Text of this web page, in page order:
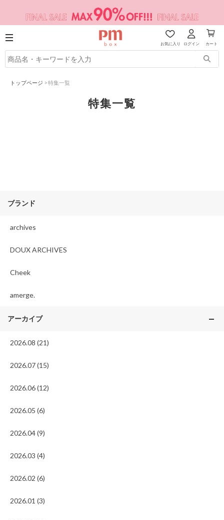
お気に入り ログイン カート
トップページ >特集一覧
特集一覧
ブランド
archives
DOUX ARCHIVES
Cheek
amerge.
アーカイブ
2026.08 (21)
2026.07 (15)
2026.06 (12)
2026.05 (6)
2026.04 (9)
2026.03 (4)
2026.02 (6)
2026.01 (3)